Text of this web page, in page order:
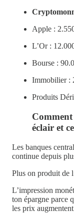
Apple :
L’Or :
Bourse :
Immobilier :
Produits
Comment
éclair et
Les banques
continue depuis
Plus on produit de
L’impression
ton épargne parce
les prix